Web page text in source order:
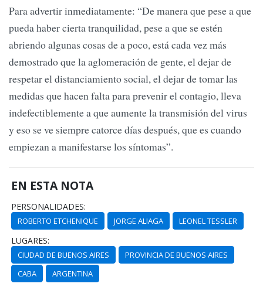
Para advertir inmediatamente: “De manera que pese a que
pueda haber cierta tranquilidad, pese a que se estén
abriendo algunas cosas de a poco, está cada vez más
demostrado que la aglomeración de gente, el dejar de
respetar el distanciamiento social, el dejar de tomar las
medidas que hacen falta para prevenir el contagio, lleva
indefectiblemente a que aumente la transmisión del virus
y eso se ve siempre catorce días después, que es cuando
empiezan a manifestarse los síntomas”.
EN ESTA NOTA
PERSONALIDADES:
ROBERTO ETCHENIQUE JORGE ALIAGA LEONEL TESSLER
LUGARES:
CIUDAD DE BUENOS AIRES
PROVINCIA DE BUENOS AIRES
CABA
ARGENTINA